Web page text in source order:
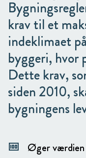
krav til et
indeklimaet
byggeri, hvor
Dette krav,
siden 2010,
bygningens
money Øger værdien